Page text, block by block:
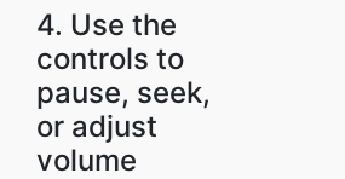
4. Use the
controls to
pause, seek,
or adjust
volume